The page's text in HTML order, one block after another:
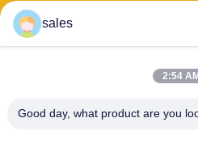
ঠিকানা: ৬০১-৬০৬, ৬ তলা, বিল্ডিং ই, ইউয়ানফেন
টেলিফোন:86-
sales
2:54 AM
Good day, what product are you